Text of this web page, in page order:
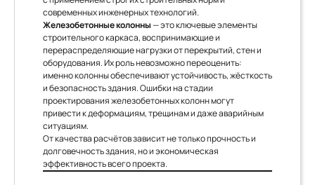
современных инженерных технологий.
Железобетонные колонны— это ключевые элементы
строительного каркаса, воспринимающие и
перераспределяющие нагрузки от перекрытий, стен и
оборудования. Их роль невозможно переоценить:
именно колонны обеспечивают устойчивость, жёсткость
и безопасность здания. Ошибки на стадии
проектирования железобетонных колонн могут
привести к деформациям, трещинам и даже аварийным
ситуациям.
От качества расчётов зависит не только прочность и
долговечность здания, но и экономическая
эффективность всего проекта.